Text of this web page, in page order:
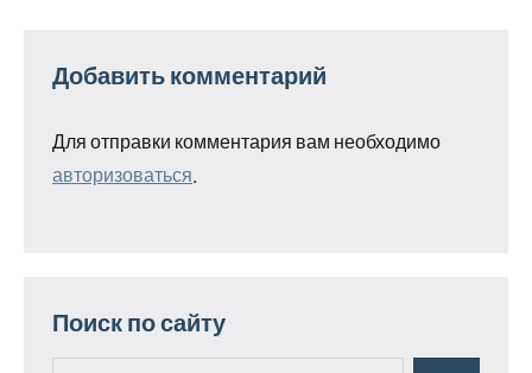
Добавить комментарий
Для отправки комментария вам необходимо
авторизоваться
Поиск по сайту